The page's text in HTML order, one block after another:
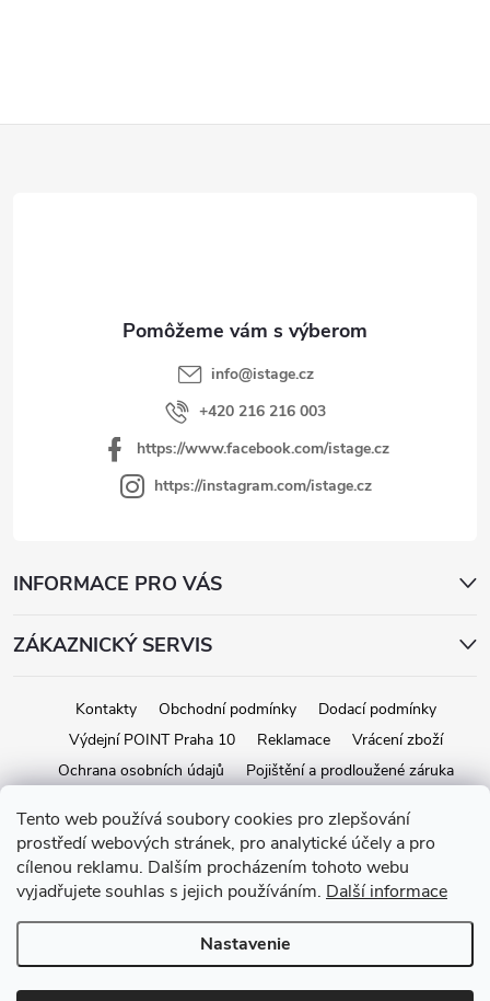
Tento web používá soubory cookies pro zlepšování
prostředí webových stránek, pro analytické účely a pro
cílenou reklamu. Dalším procházením tohoto webu
vyjadřujete souhlas s jejich používáním. Další informace
Nastavenie
info@istage.cz
+420 216 216 003
https://www.facebook.com/istage.cz
https://instagram.com/istage.cz
INFORMACE PRO VÁS
ZÁKAZNICKÝ SERVIS
Kontakty Obchodní podmínky
Dodací podmínky
Výdejní POINT Praha 10
Reklamace
Vrácení zboží
Ochrana osobních údajů
Pojištění a prodloužené záruka
Vytvoril Shoptet
Copyright 2026iStage.cz. Všetky práva vyhradené. Upraviť nastavenie
cookies